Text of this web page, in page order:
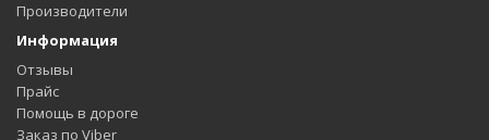
Производители
Информация
Отзывы
Прайс
Помощь в дороге
Заказ по Viber